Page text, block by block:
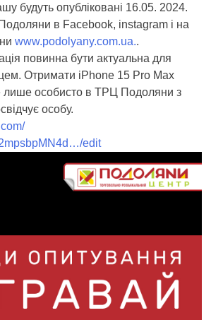
будуть опубліковані 16.05. 2024.
в Facebook, instagram і на
www.podolyany.com.ua..
повинна бути актуальна для
Отримати iPhone 15 Pro Max
особисто в ТРЦ Подоляни з
особу.
edit